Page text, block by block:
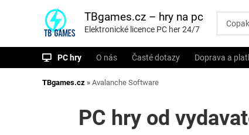
i
TBgames.cz – hry na pc
Elektronické licence PC her 24/7
PC hry O nás Časté dotazy Doprava a
TBgames.cz » Avalanche Software
PC hry od